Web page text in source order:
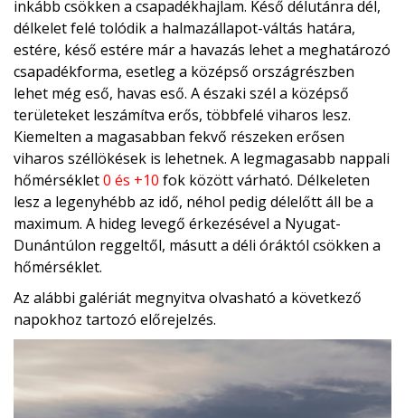
inkább csökken a csapadékhajlam. Késő délutánra dél,
délkelet felé tolódik a halmazállapot-váltás határa,
estére, késő estére már a havazás lehet a meghatározó
csapadékforma, esetleg a középső országrészben
lehet még eső, havas eső. A északi szél a középső
területeket leszámítva erős, többfelé viharos lesz.
Kiemelten a magasabban fekvő részeken erősen
viharos széllökések is lehetnek. A legmagasabb nappali
hőmérséklet0 és +10 fok között várható. Délkeleten
lesz a legenyhébb az idő, néhol pedig délelőtt áll be a
maximum. A hideg levegő érkezésével a Nyugat-
Dunántúlon reggeltől, másutt a déli óráktól csökken a
hőmérséklet.
Az alábbi galériát megnyitva olvasható a következő
napokhoz tartozó előrejelzés.